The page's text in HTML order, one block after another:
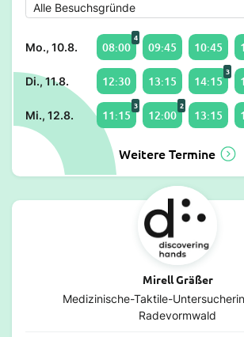
Mo., 10.8. 08:00
4
09:45 10:45
Di., 11.8. 12:30 13:15 14:15
3
Mi., 12.8. 11:15
3
12:00
2
13:15
Weitere Termine
Mirell Gräßer
Medizinische-Taktile-
Radevormwald